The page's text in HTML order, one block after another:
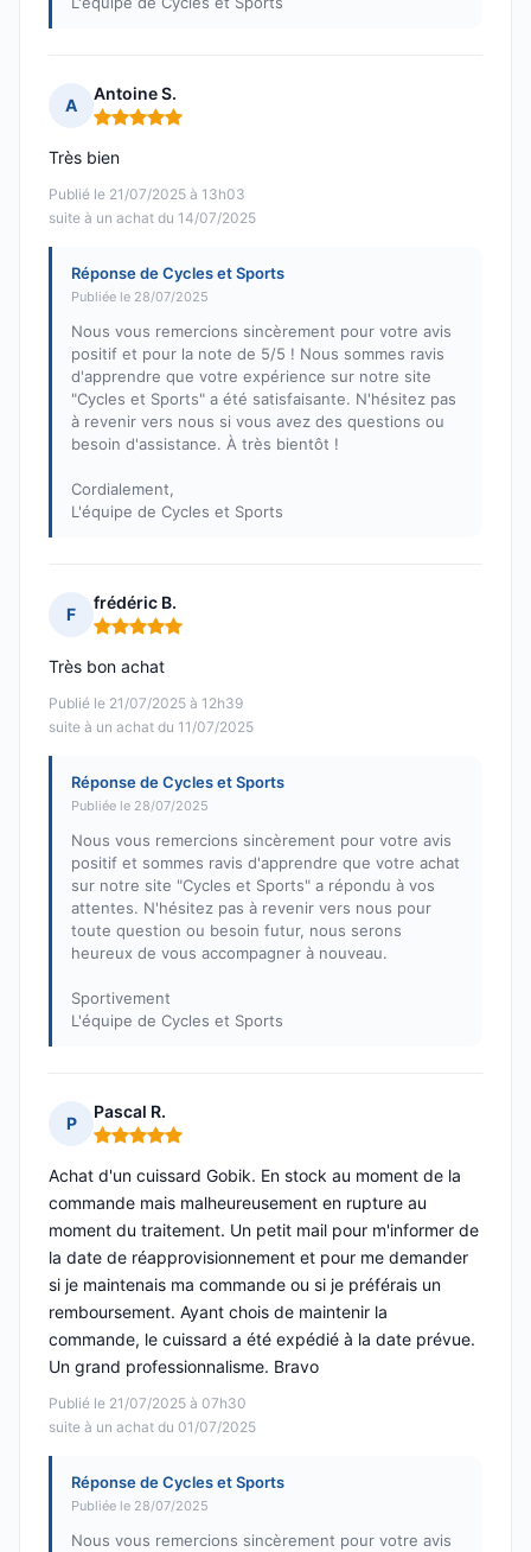
A
Antoine S.
Note : 5 sur 5
Publié le 21/07/2025 à 13h03
suite à un achat du 14/07/2025
Très bien
Réponse de Cycles et Sports
Publiée le 28/07/2025
Nous vous remercions sincèrement pour votre avis
positif et pour la note de 5/5 ! Nous sommes ravis
d'apprendre que votre expérience sur notre site
"Cycles et Sports" a été satisfaisante. N'hésitez pas
à revenir vers nous si vous avez des questions ou
besoin d'assistance. À très bientôt !
Cordialement,
L'équipe de Cycles et Sports
F
frédéric B.
Note : 5 sur 5
Publié le 21/07/2025 à 12h39
suite à un achat du 11/07/2025
Très bon achat
Réponse de Cycles et Sports
Publiée le 28/07/2025
Nous vous remercions sincèrement pour votre avis
positif et sommes ravis d'apprendre que votre achat
sur notre site "Cycles et Sports" a répondu à vos
attentes. N'hésitez pas à revenir vers nous pour
toute question ou besoin futur, nous serons
heureux de vous accompagner à nouveau.
Sportivement
L'équipe de Cycles et Sports
P
Pascal R.
Note : 5 sur 5
Publié le 21/07/2025 à 07h30
suite à un achat du 01/07/2025
Achat d'un cuissard Gobik. En stock au moment de la
commande mais malheureusement en rupture au
moment du traitement. Un petit mail pour m'informer de
la date de réapprovisionnement et pour me demander
si je maintenais ma commande ou si je préférais un
remboursement. Ayant chois de maintenir la
commande, le cuissard a été expédié à la date prévue.
Un grand professionnalisme. Bravo
Réponse de Cycles et Sports
Publiée le 28/07/2025
Nous vous remercions sincèrement pour votre avis